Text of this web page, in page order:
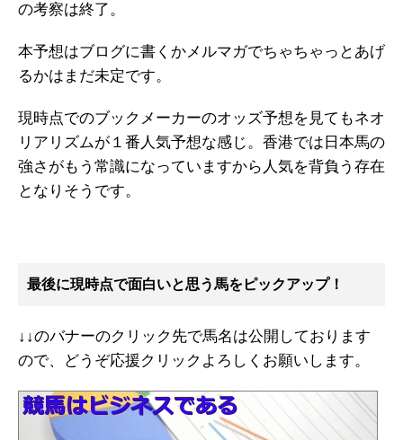
の考察は終了。
本予想はブログに書くかメルマガでちゃちゃっとあげ
るかはまだ未定です。
現時点でのブックメーカーのオッズ予想を見てもネオ
リアリズムが１番人気予想な感じ。香港では日本馬の
強さがもう常識になっていますから人気を背負う存在
となりそうです。
最後に現時点で面白いと思う馬をピックアップ！
↓↓のバナーのクリック先で馬名は公開しております
ので、どうぞ応援クリックよろしくお願いします。